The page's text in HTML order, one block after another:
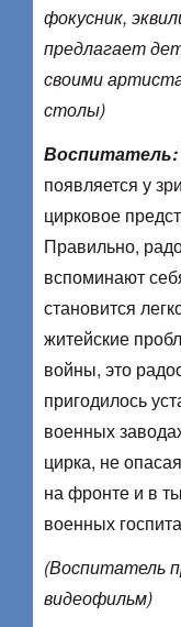
фокусник,
предлагает
своими
столы)
Воспитатель:
появляется у
цирковое
Правильно,
вспоминают
становится
житейские
войны, это
пригодилось
военных
цирка, не
на фронте и в
военных
(Воспитатель
видеофильм)